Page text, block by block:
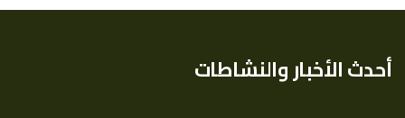
أحدث الأخبار والنشاطات